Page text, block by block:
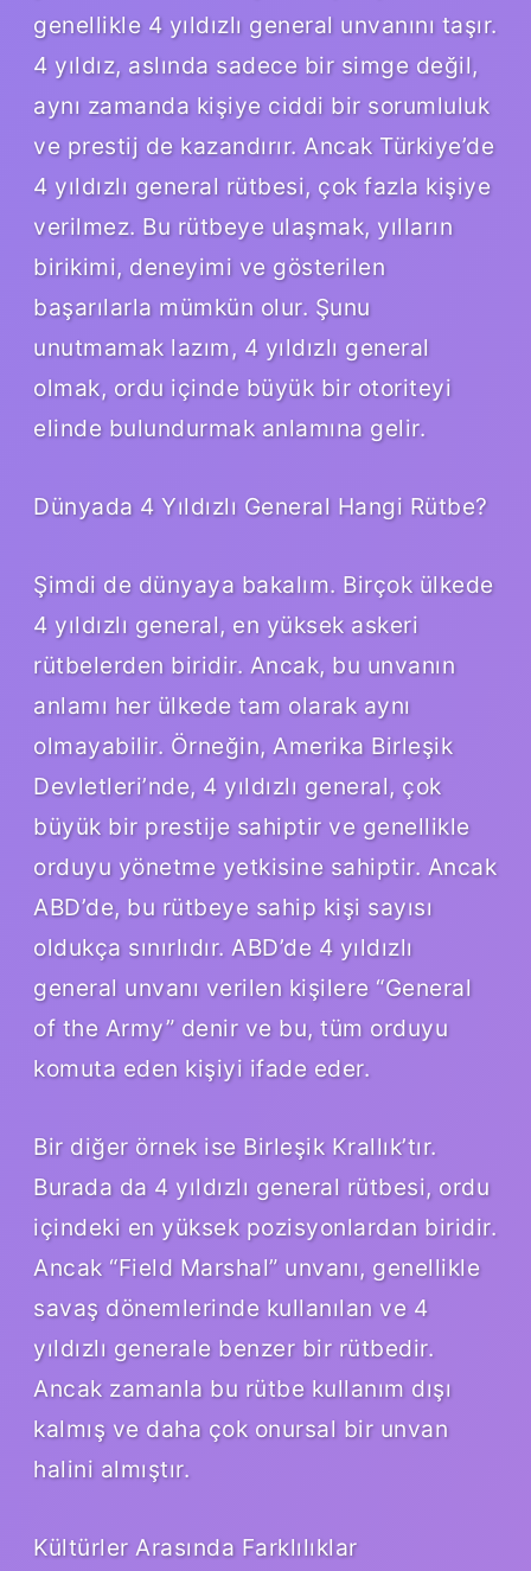
genellikle 4 yıldızlı general unvanını taşır.
4 yıldız, aslında sadece bir simge değil,
aynı zamanda kişiye ciddi bir sorumluluk
ve prestij de kazandırır. Ancak Türkiye’de
4 yıldızlı general rütbesi, çok fazla kişiye
verilmez. Bu rütbeye ulaşmak, yılların
birikimi, deneyimi ve gösterilen
başarılarla mümkün olur. Şunu
unutmamak lazım, 4 yıldızlı general
olmak, ordu içinde büyük bir otoriteyi
elinde bulundurmak anlamına gelir.
Dünyada 4 Yıldızlı General Hangi Rütbe?
Şimdi de dünyaya bakalım. Birçok ülkede
4 yıldızlı general, en yüksek askeri
rütbelerden biridir. Ancak, bu unvanın
anlamı her ülkede tam olarak aynı
olmayabilir. Örneğin, Amerika Birleşik
Devletleri’nde, 4 yıldızlı general, çok
büyük bir prestije sahiptir ve genellikle
orduyu yönetme yetkisine sahiptir. Ancak
ABD’de, bu rütbeye sahip kişi sayısı
oldukça sınırlıdır. ABD’de 4 yıldızlı
general unvanı verilen kişilere “General
of the Army” denir ve bu, tüm orduyu
komuta eden kişiyi ifade eder.
Bir diğer örnek ise Birleşik Krallık’tır.
Burada da 4 yıldızlı general rütbesi, ordu
içindeki en yüksek pozisyonlardan biridir.
Ancak “Field Marshal” unvanı, genellikle
savaş dönemlerinde kullanılan ve 4
yıldızlı generale benzer bir rütbedir.
Ancak zamanla bu rütbe kullanım dışı
kalmış ve daha çok onursal bir unvan
halini almıştır.
Kültürler Arasında Farklılıklar